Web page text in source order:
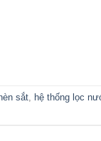
sắt, hệ thống lọc